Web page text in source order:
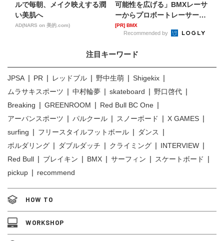
ルで毎朝、メイク映えする潤
い美肌へ
AD(NARS on 美的.com)
可能性を広げる」BMXレーサ
ーからプロボートレーサー
へ...
[PR] BMX
Recommended by
注目キーワード
JPSA PR レッドブル 野中生萌
Shigekix
ムラサキスポーツ
中村輪夢 skateboard
野口啓代
Breaking
GREENROOM
Red Bull BC One
アーバンスポーツ
パルクール スノーボード
X GAMES
surfing
フリースタイルフットボール
ダンス
ボルダリング
ダブルダッチ クライミング
INTERVIEW
Red Bull
ブレイキン BMX サーフィン
スケートボード
pickup
recommend
HOW TO
WORKSHOP